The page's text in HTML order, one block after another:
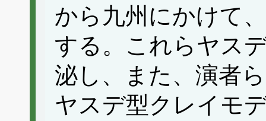
から九州にかけて
する。これらヤス
泌し、また、演者
ヤスデ型クレイモ